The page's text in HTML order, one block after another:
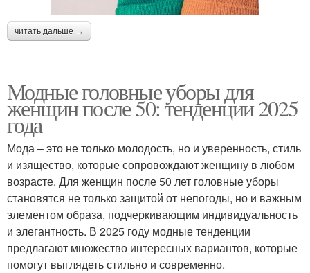
читать дальше →
Модные головные уборы для
женщин после 50: тенденции 2025
года
Мода – это не только молодость, но и уверенность, стиль
и изящество, которые сопровождают женщину в любом
возрасте. Для женщин после 50 лет головные уборы
становятся не только защитой от непогоды, но и важным
элементом образа, подчеркивающим индивидуальность
и элегантность. В 2025 году модные тенденции
предлагают множество интересных вариантов, которые
помогут выглядеть стильно и современно.